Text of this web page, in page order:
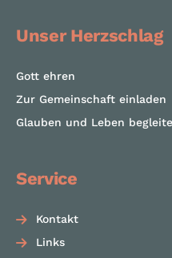
Unser Herzschlag
Gott ehren
Zur Gemeinschaft einladen
Glauben und Leben
Service
Kontakt
Links